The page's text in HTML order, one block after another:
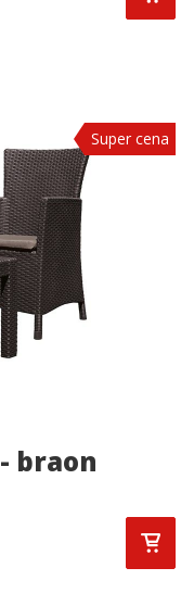
Super cena
braon